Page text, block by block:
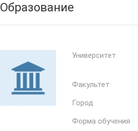
Образование
Университет
Факультет
Город
Форма обучения